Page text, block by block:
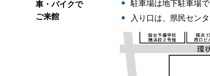
車・バイクで
ご来館
駐車場は地下駐車場で
入り口は、県民セン